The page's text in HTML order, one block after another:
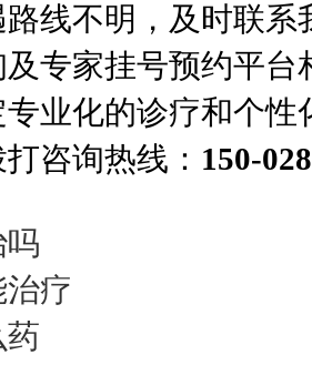
线不明，及时联
专家挂号预约平
业化的诊疗和个
咨询热线： 150-
吗
疗
药